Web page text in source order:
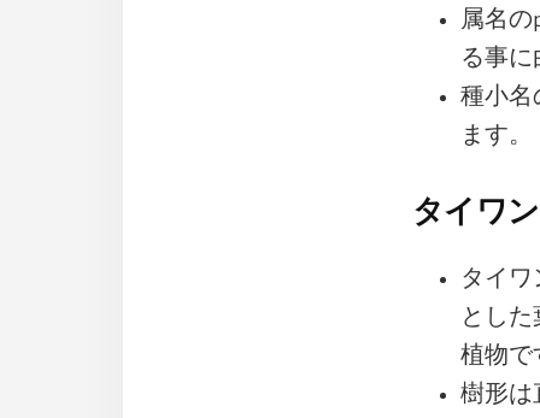
属名の
る事に
種小名
ます。
タイワ
タイ
とし
植物で
樹形は